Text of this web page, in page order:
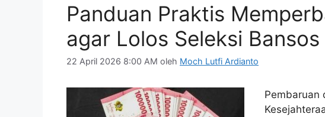
Panduan Praktis
agar Lolos Seleksi
22 April 2026 8:00 AM oleh Moch Lutfi Ardianto
Pembaruan